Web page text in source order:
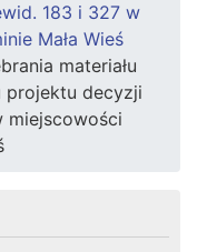
183 i 327 w
Mała Wieś
materiału
decyzji
miejscowości